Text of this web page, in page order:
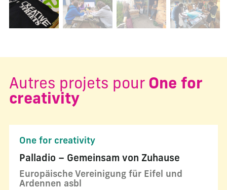
Autres projets pour One for
creativity
One for creativity
Palladio – Gemeinsam von Zuhause
Europäische Vereinigung für Eifel und
Ardennen asbl